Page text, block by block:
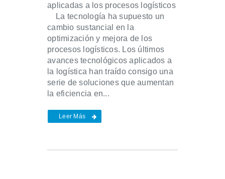
aplicadas a los procesos logísticos
La tecnología ha supuesto un
cambio sustancial en la
optimización y mejora de los
procesos logísticos. Los últimos
avances tecnológicos aplicados a
la logística han traído consigo una
serie de soluciones que aumentan
la eficiencia en...
Leer Más